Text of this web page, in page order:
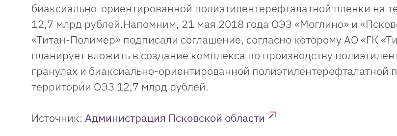
биаксиально-ориентированной полиэтилентерефталатной пленки на
12,7 млрд рублей.Напомним, 21 мая 2018 года ОЭЗ «Моглино» и
«Титан-Полимер» подписали соглашение, согласно которому АО «ГК
планирует вложить в создание комплекса по производству
гранулах и биаксиально-ориентированной полиэтилентерефталатной
территории ОЭЗ 12,7 млрд рублей.
Источник: Администрация Псковской области